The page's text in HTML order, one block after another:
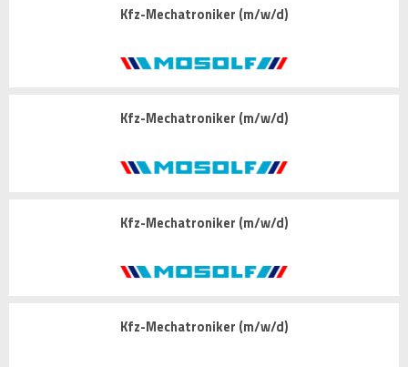
Kfz-Mechatroniker (m/w/d)
Kfz-Mechatroniker (m/w/d)
Kfz-Mechatroniker (m/w/d)
Kfz-Mechatroniker (m/w/d)